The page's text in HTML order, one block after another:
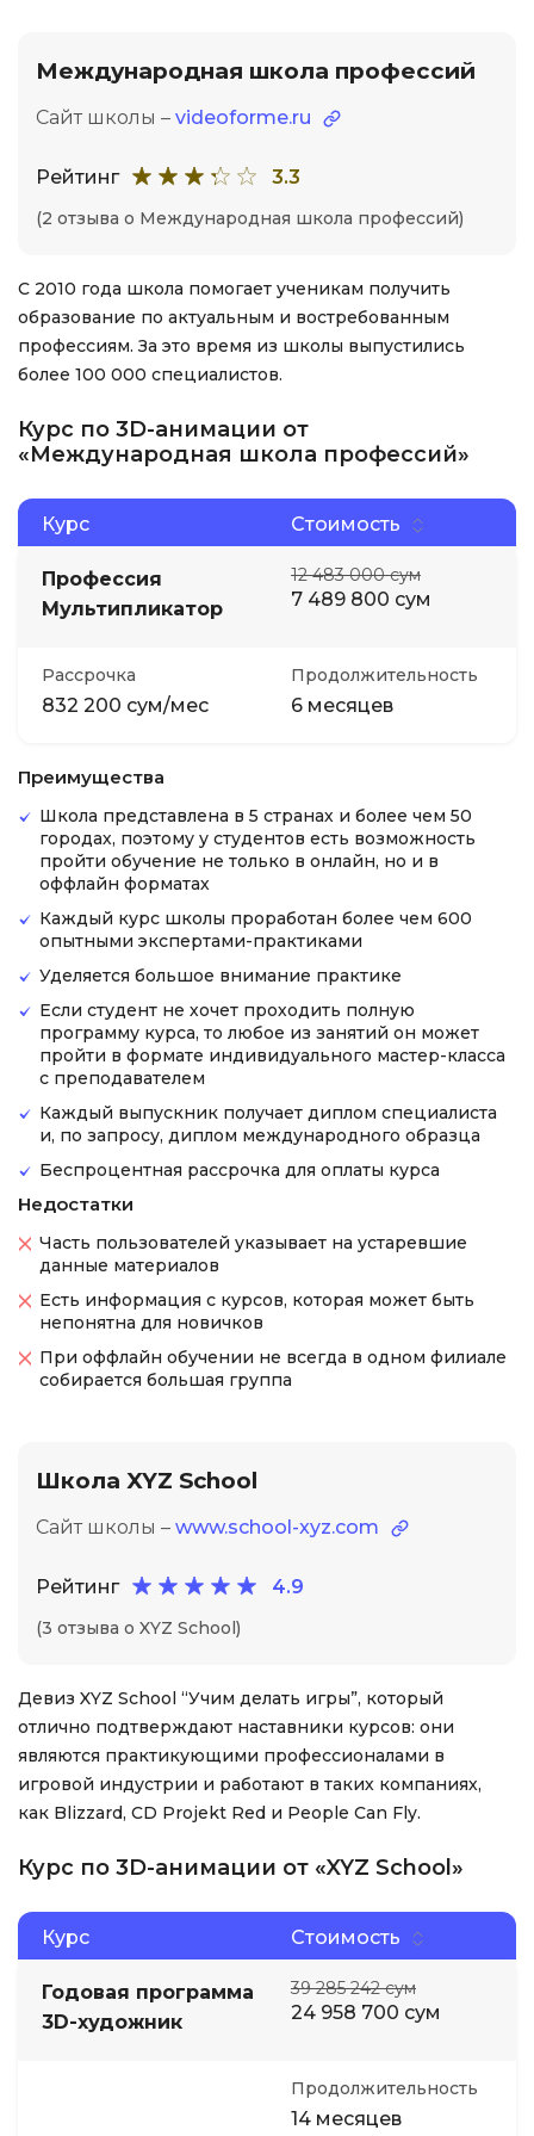
Международная школа профессий
Сайт школы – videoforme.ru
Рейтинг 3.3
(2 отзыва о Международная школа профессий)
С 2010 года школа помогает ученикам получить
образование по актуальным и востребованным
профессиям. За это время из школы выпустились
более 100 000 специалистов.
Курс по 3D-анимации от
«Международная школа профессий»
Курс Стоимость
Профессия
Мультипликатор
12 483 000 сум
7 489 800 сум
Рассрочка
832 200 сум/мес
Продолжительность
6 месяцев
Преимущества
Школа представлена в 5 странах и более чем 50
городах, поэтому у студентов есть возможность
пройти обучение не только в онлайн, но и в
оффлайн форматах
Каждый курс школы проработан более чем 600
опытными экспертами-практиками
Уделяется большое внимание практике
Если студент не хочет проходить полную
программу курса, то любое из занятий он может
пройти в формате индивидуального мастер-класса
с преподавателем
Каждый выпускник получает диплом специалиста
и, по запросу, диплом международного образца
Беспроцентная рассрочка для оплаты курса
Недостатки
Часть пользователей указывает на устаревшие
данные материалов
Есть информация с курсов, которая может быть
непонятна для новичков
При оффлайн обучении не всегда в одном филиале
собирается большая группа
Школа XYZ School
Сайт школы – www.school-xyz.com
Рейтинг 4.9
(3 отзыва о XYZ School)
Девиз XYZ School “Учим делать игры”, который
отлично подтверждают наставники курсов: они
являются практикующими профессионалами в
игровой индустрии и работают в таких компаниях,
как Blizzard, CD Projekt Red и People Can Fly.
Курс по 3D-анимации от «XYZ School»
Курс Стоимость
Годовая программа
3D-художник
39 285 242 сум
24 958 700 сум
Продолжительность
14 месяцев